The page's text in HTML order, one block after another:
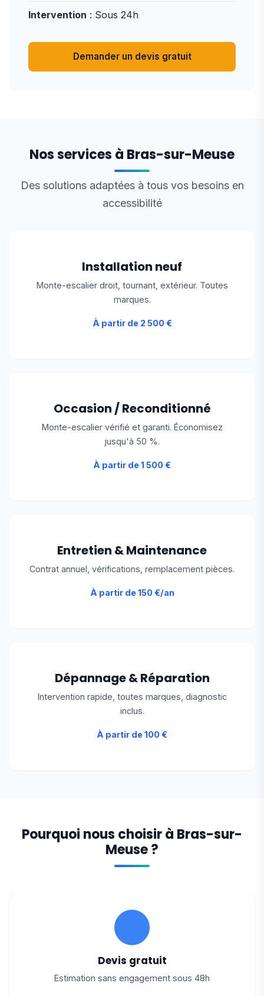
Intervention : Sous 24h
Demander un devis gratuit
Nos services à Bras-sur-Meuse
Des solutions adaptées à tous vos besoins en
accessibilité
Installation neuf
Monte-escalier droit, tournant, extérieur. Toutes
marques.
À partir de 2 500 €
Occasion / Reconditionné
Monte-escalier vérifié et garanti. Économisez
jusqu'à 50 %.
À partir de 1 500 €
Entretien & Maintenance
Contrat annuel, vérifications, remplacement pièces.
À partir de 150 €/an
Dépannage & Réparation
Intervention rapide, toutes marques, diagnostic
inclus.
À partir de 100 €
Pourquoi nous choisir à Bras-sur-
Meuse ?
Devis gratuit
Estimation sans engagement sous 48h